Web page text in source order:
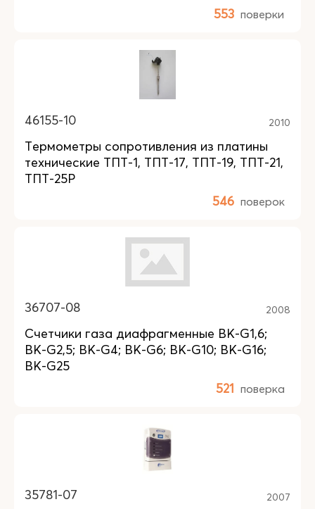
553 поверки
46155-10 2010
Термометры сопротивления из платины
технические ТПТ-1, ТПТ-17, ТПТ-19, ТПТ-21,
ТПТ-25Р
546 поверок
36707-08 2008
Счетчики газа диафрагменные BK-G1,6;
BK-G2,5; BK-G4; BK-G6; BK-G10; BK-G16;
BK-G25
521 поверка
35781-07 2007